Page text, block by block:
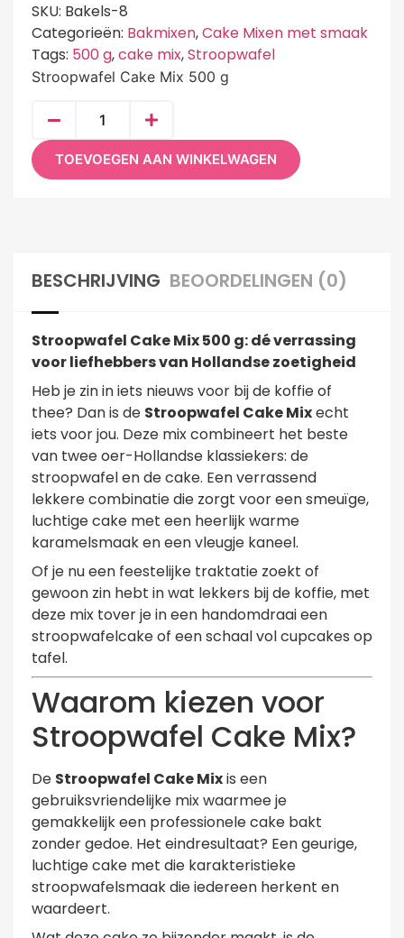
SKU: Bakels-8
Categorieën: Bakmixen,Cake Mixen met smaak
Tags: 500 g,cake mix,Stroopwafel
Stroopwafel Cake Mix 500 g
TOEVOEGEN AAN WINKELWAGEN
BESCHRIJVING BEOORDELINGEN (0)
Stroopwafel Cake Mix 500 g: dé verrassing
voor liefhebbers van Hollandse zoetigheid
Heb je zin in iets nieuws voor bij de koffie of
thee? Dan is de Stroopwafel Cake Mixecht
iets voor jou. Deze mix combineert het beste
van twee oer-Hollandse klassiekers: de
stroopwafel en de cake. Een verrassend
lekkere combinatie die zorgt voor een smeuïge,
luchtige cake met een heerlijk warme
karamelsmaak en een vleugje kaneel.
Of je nu een feestelijke traktatie zoekt of
gewoon zin hebt in wat lekkers bij de koffie, met
deze mix tover je in een handomdraai een
stroopwafelcake of een schaal vol cupcakes op
tafel.
Waarom kiezen voor
Stroopwafel Cake Mix?
De Stroopwafel Cake Mixis een
gebruiksvriendelijke mix waarmee je
gemakkelijk een professionele cake bakt
zonder gedoe. Het eindresultaat? Een geurige,
luchtige cake met die karakteristieke
stroopwafelsmaak die iedereen herkent en
waardeert.